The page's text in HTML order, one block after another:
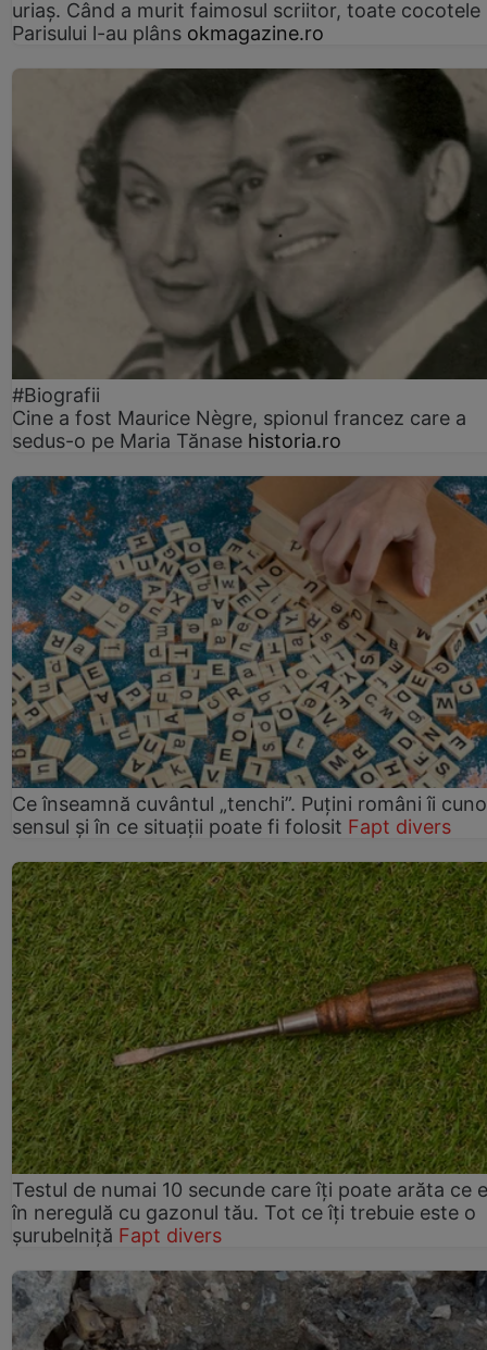
uriaș. Când a murit faimosul scriitor, toate cocotele
Parisului l-au plâns okmagazine.ro
#Biografii
Cine a fost Maurice Nègre, spionul francez care a
sedus-o pe Maria Tănase historia.ro
Ce înseamnă cuvântul „tenchi”. Puțini români îi
sensul și în ce situații poate fi folosit Fapt divers
Testul de numai 10 secunde care îți poate arăta ce
în neregulă cu gazonul tău. Tot ce îți trebuie este o
șurubelniță Fapt divers